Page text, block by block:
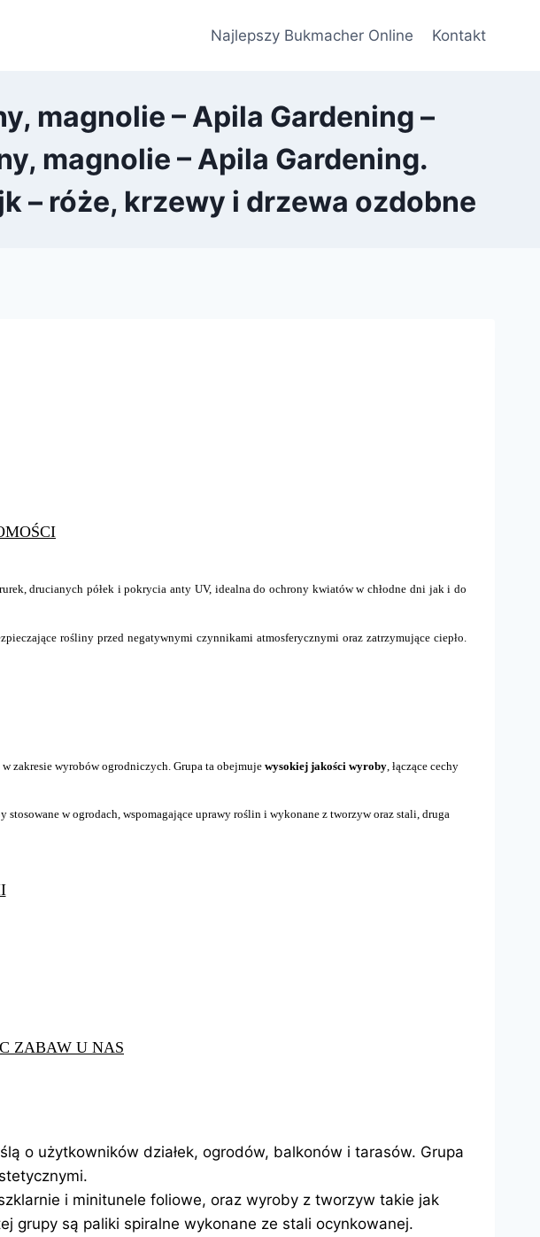
Najlepszy Bukmacher Online Kontakt
magnolie – Apila Gardening –
magnolie – Apila Gardening.
– róże, krzewy i drzewa ozdobne
drucianych półek i pokrycia anty UV, idealna do ochrony kwiatów w chłodne dni jak i do
rośliny przed negatywnymi czynnikami atmosferycznymi oraz zatrzymujące ciepło.
wzakresie wyrobów ogrodniczych. Grupa ta obejmuje wysokiej jakości wyroby, łączące cechy
stosowane w ogrodach, wspomagające uprawy roślin i wykonane z tworzyw oraz stali, druga
ZABAW U NAS
o użytkowników działek, ogrodów, balkonów i tarasów. Grupa
i minitunele foliowe, oraz wyroby z tworzyw takie jak
grupy są paliki spiralne wykonane ze stali ocynkowanej.